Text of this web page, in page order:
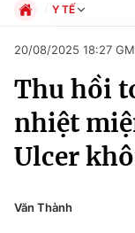
Chuyên mục
Chính trị
Y TẾ
Xã hội
Pháp luật
Thể thao
Truyền hình
Văn hóa -
20/08/2025 18:27
Thu hồi
nhiệt
Ulcer
Văn Thành